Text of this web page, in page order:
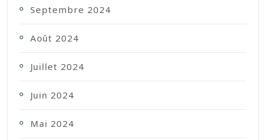
Septembre 2024
Août 2024
Juillet 2024
Juin 2024
Mai 2024